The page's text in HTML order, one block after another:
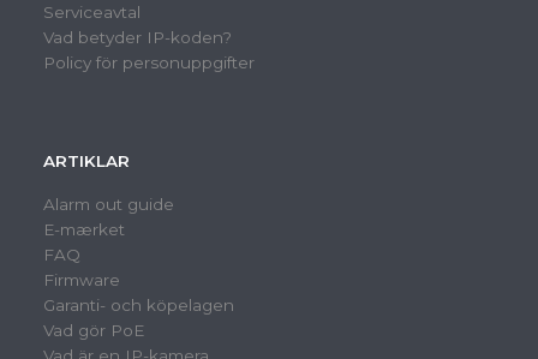
Serviceavtal
Vad betyder IP-koden?
Policy för personuppgifter
ARTIKLAR
Alarm out guide
E-mærket
FAQ
Firmware
Garanti- och köpelagen
Vad gör PoE